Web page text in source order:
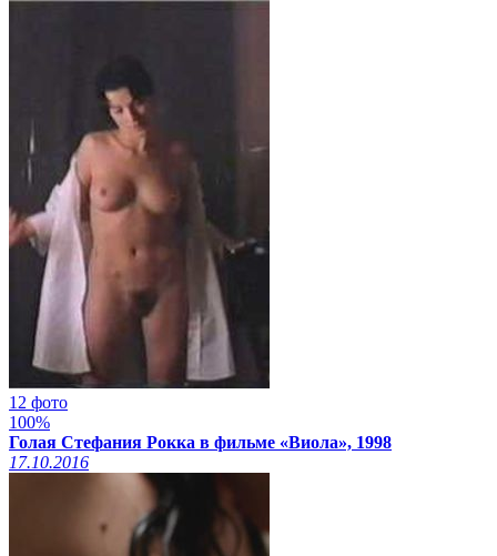
12 фото
100%
Голая Стефания Рокка в фильме «Виола», 1998
17.10.2016